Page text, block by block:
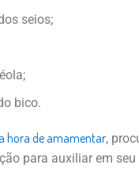
seios;
bico.
hora de amamentar,
para auxiliar em seu